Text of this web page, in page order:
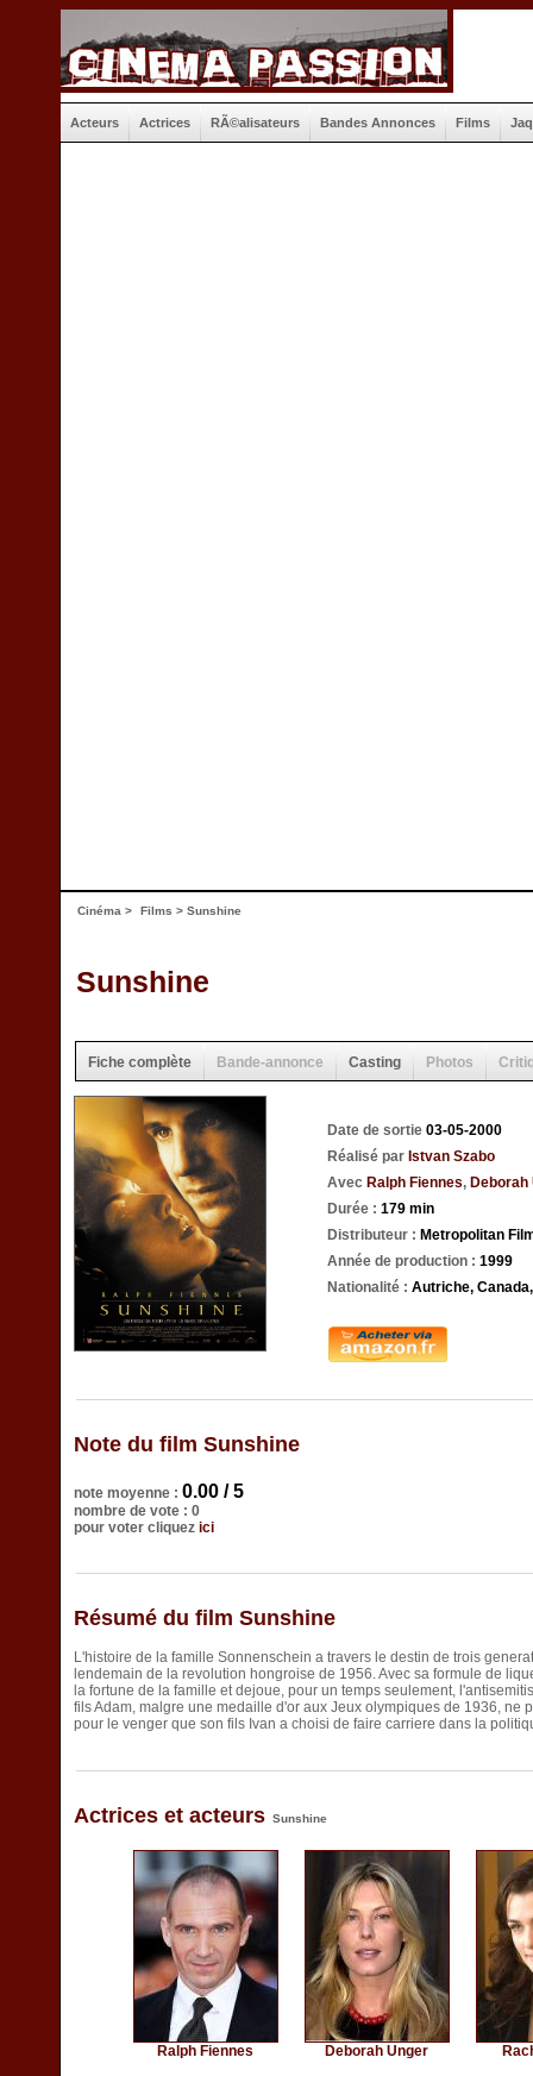
Acteurs Actrices RÃ©alisateurs Bandes Annonces Films
Cinéma > Films > Sunshine
Sunshine
Fiche complète Bande-annonce Casting Photos
Date de sortie 03-05-2000
Réalisé par Istvan Szabo
Avec Ralph Fiennes, Deborah
Durée : 179 min
Distributeur : Metropolitan
Année de production : 1999
Nationalité : Autriche,
Note du film Sunshine
note moyenne : 0.00 / 5
nombre de vote : 0
pour voter cliquez ici
Résumé du film Sunshine
L'histoire de la famille Sonnenschein a travers le destin de trois
lendemain de la revolution hongroise de 1956. Avec sa formule de
la fortune de la famille et dejoue, pour un temps seulement,
fils Adam, malgre une medaille d'or aux Jeux olympiques de 1936, ne
pour le venger que son fils Ivan a choisi de faire carriere dans la
Actrices et acteurs Sunshine
Ralph Fiennes Deborah Unger